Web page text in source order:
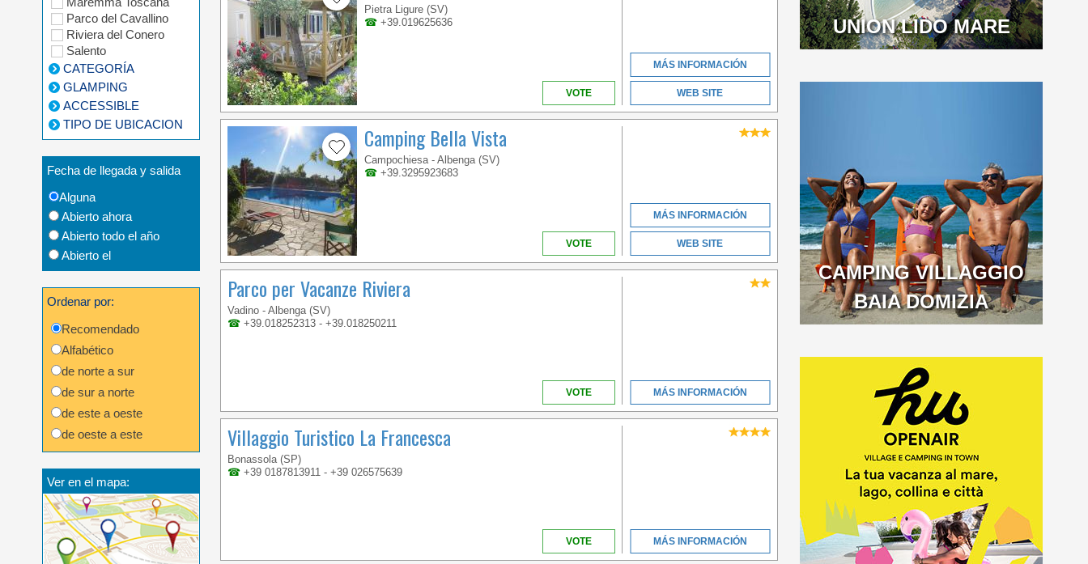
Parco del Cavallino
Riviera del Conero
Salento
CATEGORÍA
GLAMPING
ACCESSIBLE
TIPO DE UBICACION
Fecha de llegada y salida
Alguna
Abierto ahora
Abierto todo el año
Abierto el
Ordenar por:
Recomendado
Alfabético
de norte a sur
de sur a norte
de este a oeste
de oeste a este
Ver en el mapa:
Pietra Ligure (SV)
☎ +39.019625636
VOTE
MÁS INFORMACIÓN
WEB SITE
Camping Bella Vista
Campochiesa - Albenga (SV)
☎ +39.3295923683
VOTE
MÁS INFORMACIÓN
WEB SITE
Parco per Vacanze Riviera
Vadino - Albenga (SV)
☎ +39.018252313 - +39.018250211
VOTE MÁS INFORMACIÓN
Villaggio Turistico La Francesca
Bonassola (SP)
☎ +39 0187813911 - +39 026575639
VOTE MÁS INFORMACIÓN
UNION LIDO MARE
A BEACH OVER 1KM
BEAUTIFUL GOLFO DI
CAMPING VILLAGGIO
BAIA DOMIZIA